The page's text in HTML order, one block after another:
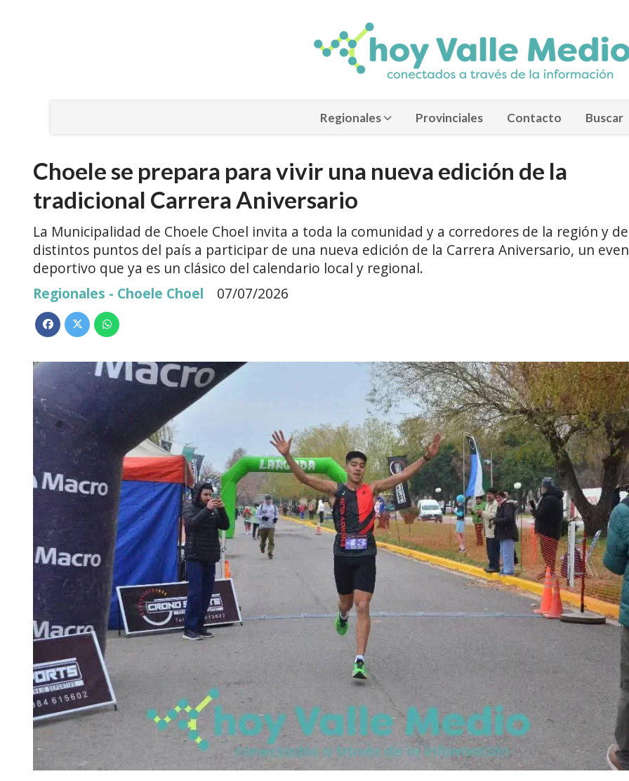
Regionales Provinciales Contacto Buscar
Choele se prepara para vivir una nueva edición de la
tradicional Carrera Aniversario
La Municipalidad de Choele Choel invita a toda la comunidad y a corredores de la región y de
distintos puntos del país a participar de una nueva edición de la Carrera Aniversario, un
deportivo que ya es un clásico del calendario local y regional.
Regionales - Choele Choel
07/07/2026